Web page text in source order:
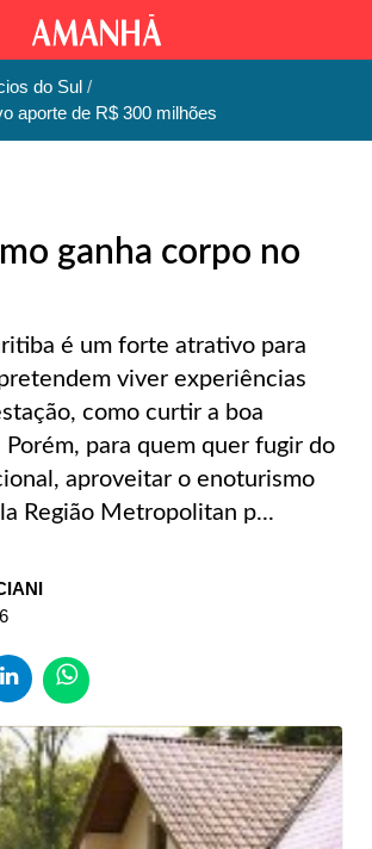
do Sul
aporte de R$ 300 milhões
ganha corpo no
é um forte atrativo para
viver experiências
como curtir a boa
Porém, para quem quer fugir do
aproveitar o enoturismo
Região Metropolitan p...